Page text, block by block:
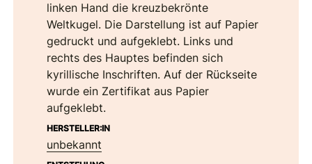
linken Hand die kreuzbekrönte
Weltkugel. Die Darstellung ist auf Papier
gedruckt und aufgeklebt. Links und
rechts des Hauptes befinden sich
kyrillische Inschriften. Auf der Rückseite
wurde ein Zertifikat aus Papier
aufgeklebt.
HERSTELLER:IN
unbekannt